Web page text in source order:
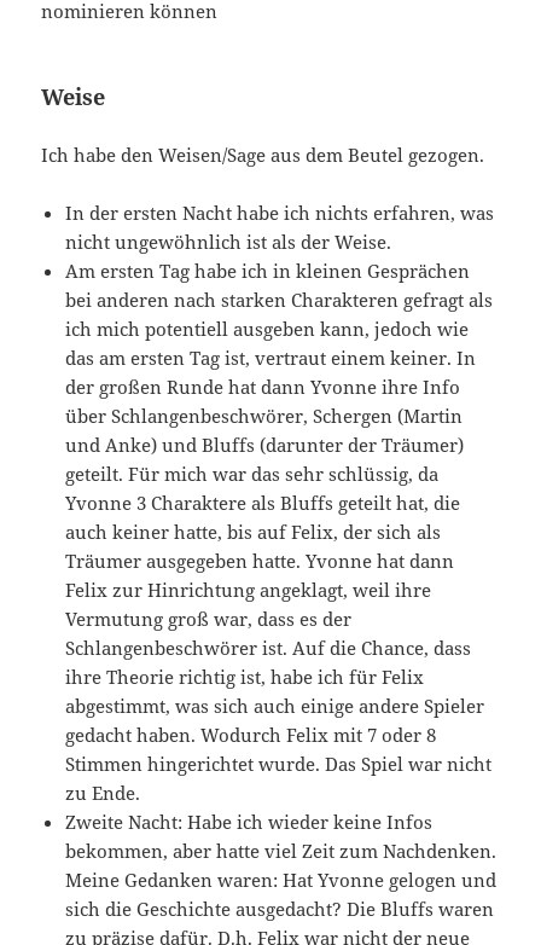
nominieren können
Weise
Ich habe den Weisen/Sage aus dem Beutel gezogen.
In der ersten Nacht habe ich nichts erfahren, was
nicht ungewöhnlich ist als der Weise.
Am ersten Tag habe ich in kleinen Gesprächen
bei anderen nach starken Charakteren gefragt als
ich mich potentiell ausgeben kann, jedoch wie
das am ersten Tag ist, vertraut einem keiner. In
der großen Runde hat dann Yvonne ihre Info
über Schlangenbeschwörer, Schergen (Martin
und Anke) und Bluffs (darunter der Träumer)
geteilt. Für mich war das sehr schlüssig, da
Yvonne 3 Charaktere als Bluffs geteilt hat, die
auch keiner hatte, bis auf Felix, der sich als
Träumer ausgegeben hatte. Yvonne hat dann
Felix zur Hinrichtung angeklagt, weil ihre
Vermutung groß war, dass es der
Schlangenbeschwörer ist. Auf die Chance, dass
ihre Theorie richtig ist, habe ich für Felix
abgestimmt, was sich auch einige andere Spieler
gedacht haben. Wodurch Felix mit 7 oder 8
Stimmen hingerichtet wurde. Das Spiel war nicht
zu Ende.
Zweite Nacht: Habe ich wieder keine Infos
bekommen, aber hatte viel Zeit zum Nachdenken.
Meine Gedanken waren: Hat Yvonne gelogen und
sich die Geschichte ausgedacht? Die Bluffs waren
zu präzise dafür. D.h. Felix war nicht der neue